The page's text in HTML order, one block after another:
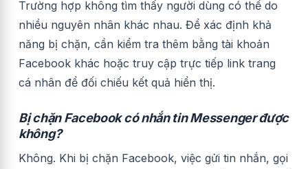
Trường hợp không tìm thấy người dùng có thể do
nhiều nguyên nhân khác nhau. Để xác định khả
năng bị chặn, cần kiểm tra thêm bằng tài khoản
Facebook khác hoặc truy cập trực tiếp link trang
cá nhân để đối chiếu kết quả hiển thị.
Bị chặn Facebook có nhắn tin Messenger được
không?
Không. Khi bị chặn Facebook, việc gửi tin nhắn, gọi